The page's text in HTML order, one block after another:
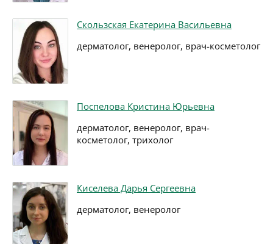
Скользская Екатерина Васильевна
дерматолог, венеролог, врач-косметолог
Поспелова Кристина Юрьевна
дерматолог, венеролог, врач-
косметолог, трихолог
Киселева Дарья Сергеевна
дерматолог, венеролог